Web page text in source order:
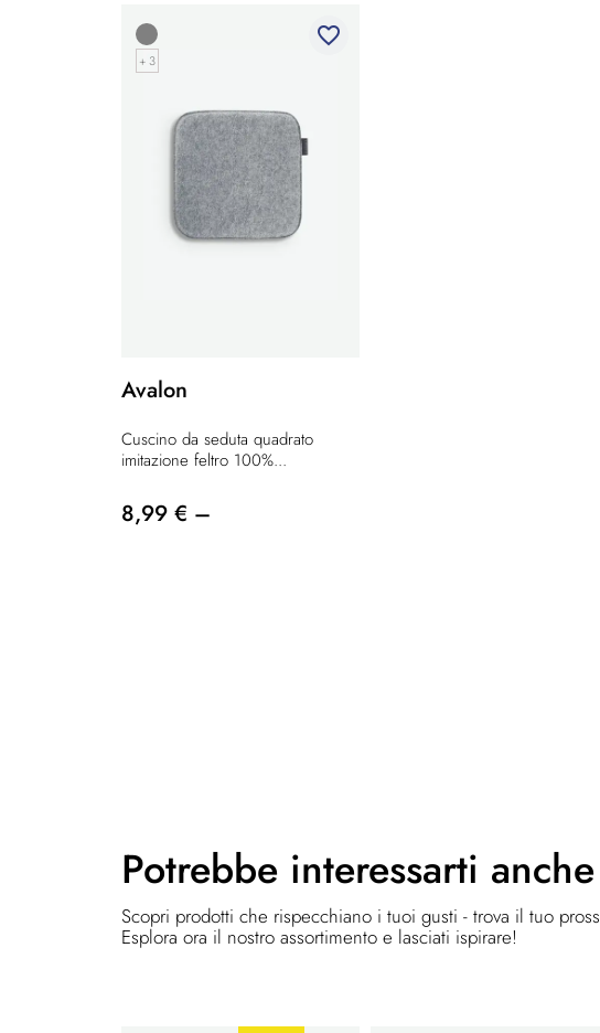
+ 3
favorite_border
Avalon
Cuscino da seduta quadrato
imitazione feltro 100%...
8,99 € –
Potrebbe interessarti anche
Scopri prodotti che rispecchiano i tuoi gusti - trova il tuo
Esplora ora il nostro assortimento e lasciati ispirare!